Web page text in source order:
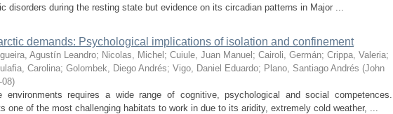
disorders during the resting state but evidence on its circadian patterns in Major ...
demands: Psychological implications of isolation and confinement
Agustín Leandro; Nicolas, Michel ; Cuiule, Juan Manuel ; Cairoli, Germán; Crippa, Valeria;
Carolina; Golombek, Diego Andrés; Vigo, Daniel Eduardo; Plano, Santiago Andrés (John
08)
environments requires a wide range of cognitive, psychological and social competences.
one of the most challenging habitats to work in due to its aridity, extremely cold weather, ...